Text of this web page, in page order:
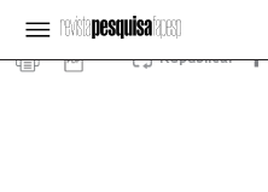
Republicar